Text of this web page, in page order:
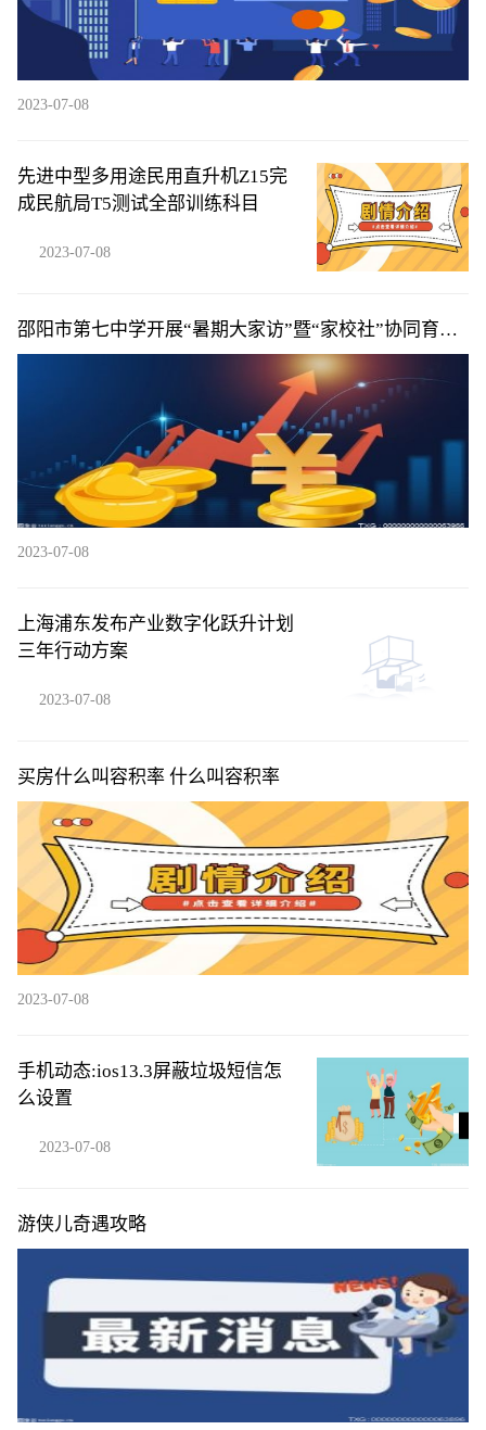
2023-07-08
先进中型多用途民用直升机Z15完
成民航局T5测试全部训练科目
2023-07-08
邵阳市第七中学开展“暑期大家访”暨“家校社”协同育人
活动
2023-07-08
上海浦东发布产业数字化跃升计划
三年行动方案
2023-07-08
买房什么叫容积率 什么叫容积率
2023-07-08
手机动态:ios13.3屏蔽垃圾短信怎
么设置
2023-07-08
游侠儿奇遇攻略